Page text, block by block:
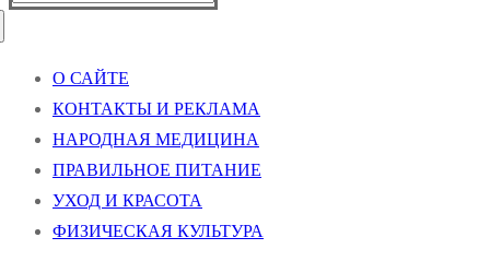
О САЙТЕ
КОНТАКТЫ И РЕКЛАМА
НАРОДНАЯ МЕДИЦИНА
ПРАВИЛЬНОЕ ПИТАНИЕ
УХОД И КРАСОТА
ФИЗИЧЕСКАЯ КУЛЬТУРА